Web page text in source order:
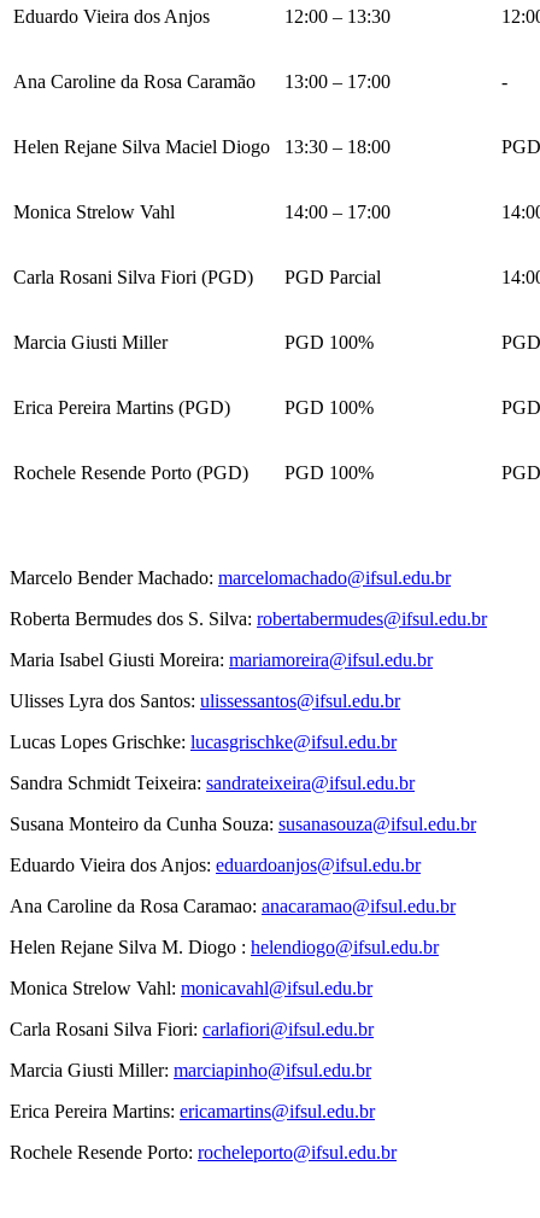
Eduardo Vieira dos Anjos 12:00 – 13:30
Ana Caroline da Rosa Caramão 13:00 – 17:00 -
Helen Rejane Silva Maciel Diogo 13:30 – 18:00
Monica Strelow Vahl 14:00 – 17:00
Carla Rosani Silva Fiori (PGD) PGD Parcial
Marcia Giusti Miller PGD 100%
Erica Pereira Martins (PGD) PGD 100%
Rochele Resende Porto (PGD) PGD 100%
Marcelo Bender Machado: marcelomachado@ifsul.edu.br
Roberta Bermudes dos S. Silva: robertabermudes@ifsul.edu.br
Maria Isabel Giusti Moreira: mariamoreira@ifsul.edu.br
Ulisses Lyra dos Santos: ulissessantos@ifsul.edu.br
Lucas Lopes Grischke: lucasgrischke@ifsul.edu.br
Sandra Schmidt Teixeira: sandrateixeira@ifsul.edu.br
Susana Monteiro da Cunha Souza: susanasouza@ifsul.edu.br
Eduardo Vieira dos Anjos: eduardoanjos@ifsul.edu.br
Ana Caroline da Rosa Caramao: anacaramao@ifsul.edu.br
Helen Rejane Silva M. Diogo : helendiogo@ifsul.edu.br
Monica Strelow Vahl: monicavahl@ifsul.edu.br
Carla Rosani Silva Fiori: carlafiori@ifsul.edu.br
Marcia Giusti Miller: marciapinho@ifsul.edu.br
Erica Pereira Martins: ericamartins@ifsul.edu.br
Rochele Resende Porto: rocheleporto@ifsul.edu.br